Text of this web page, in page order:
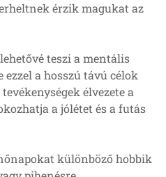
érzik magukat az
teszi a mentális
a hosszú távú célok
élvezete a
a jólétet és a futás
különböző hobbik